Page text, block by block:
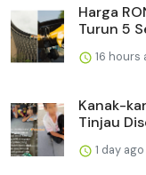
Harga
Turun 5
16 hours
Kanak-
Tinjau
1 day ago